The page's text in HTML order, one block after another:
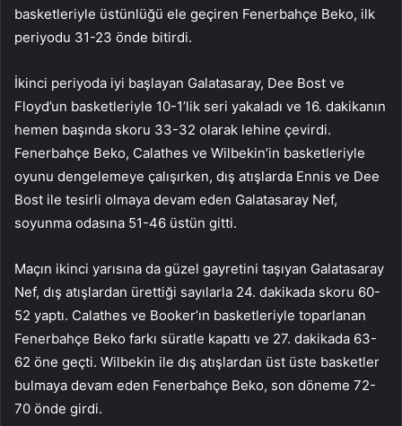
basketleriyle üstünlüğü ele geçiren Fenerbahçe Beko, ilk
periyodu 31-23 önde bitirdi.
İkinci periyoda iyi başlayan Galatasaray, Dee Bost ve
Floyd’un basketleriyle 10-1’lik seri yakaladı ve 16. dakikanın
hemen başında skoru 33-32 olarak lehine çevirdi.
Fenerbahçe Beko, Calathes ve Wilbekin’in basketleriyle
oyunu dengelemeye çalışırken, dış atışlarda Ennis ve Dee
Bost ile tesirli olmaya devam eden Galatasaray Nef,
soyunma odasına 51-46 üstün gitti.
Maçın ikinci yarısına da güzel gayretini taşıyan Galatasaray
Nef, dış atışlardan ürettiği sayılarla 24. dakikada skoru 60-
52 yaptı. Calathes ve Booker’ın basketleriyle toparlanan
Fenerbahçe Beko farkı süratle kapattı ve 27. dakikada 63-
62 öne geçti. Wilbekin ile dış atışlardan üst üste basketler
bulmaya devam eden Fenerbahçe Beko, son döneme 72-
70 önde girdi.